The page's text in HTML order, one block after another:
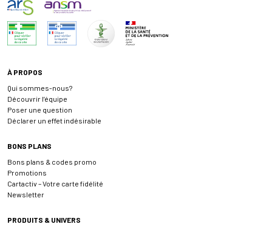
À PROPOS
Qui sommes-nous?
Découvrir l’équipe
Poser une question
Déclarer un effet indésirable
BONS PLANS
Bons plans & codes promo
Promotions
Cartactiv – Votre carte fidélité
Newsletter
PRODUITS & UNIVERS